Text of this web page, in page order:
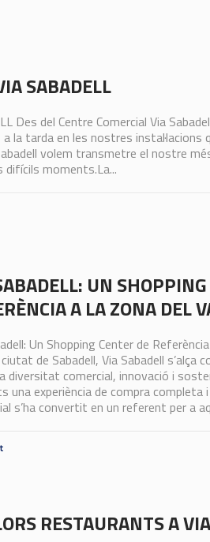
SABADELL
Des del Centre Comercial Via
la tarda en les nostres instal·lacions
volem transmetre el nostre
moments.La...
UN
A LA ZONA DEL
Un Shopping Center de
de Sabadell, Via Sabadell s’alça
diversitat comercial, innovació i
una experiència de compra completa
s’ha convertit en un referent per a
RESTAURANTS A